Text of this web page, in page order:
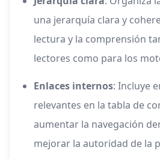
una jerarquía clara y
lectura y la comprensión
lectores como para los
Enlaces internos: Incluye
relevantes en la tabla de
aumentar la navegación
mejorar la autoridad de la